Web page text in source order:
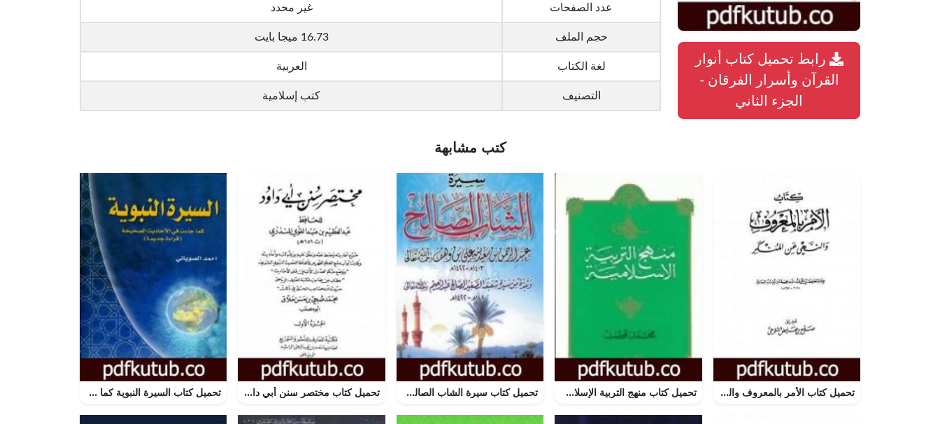
رابط تحميل كتاب أنوار
القرآن وأسرار الفرقان -
الجزء الثاني
عدد الصفحات غير محدد
حجم الملف 16.73 ميجا بايت
لغة الكتاب العربية
التصنيف كتب إسلامية
كتب مشابهة
تحميل كتاب الأمر بالمعروف والنهي عن المنكر PDF تأليف ابن أبي الدنيا مجانا [كامل] تحميل كتاب منهج التربية الإسلامية الجزء الثاني PDF تأليف محمد قطب مجانا [كامل] تحميل كتاب سيرة الشاب الصالح PDF تأليف سعيد بن علي بن وهف القحطاني مجانا [كامل] تحميل كتاب مختصر سنن أبي داود – الجزء الأول: الطهارة – المناسك PDF تأليف عبد العظيم المنذري مجانا [كامل] تحميل كتاب السيرة النبوية كما جاءت في الأحاديث الصحيحة PDF تأليف محمد الصوياني مجانا [كامل]